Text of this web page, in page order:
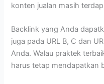
konten jualan masih
Backlink yang Anda
juga pada URL B, C dan
Anda. Walau praktek
harus tetap mendapatkan